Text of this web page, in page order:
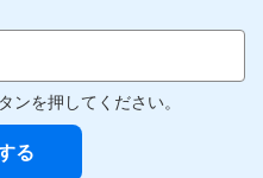
ンを押してください。